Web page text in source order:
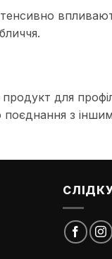
для
поєднання з